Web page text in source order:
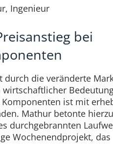
Ingenieur
bei
durch die veränderte
wirtschaftlicher
ist mit
Mathur betonte
durchgebrannten
Wochenendprojekt, das